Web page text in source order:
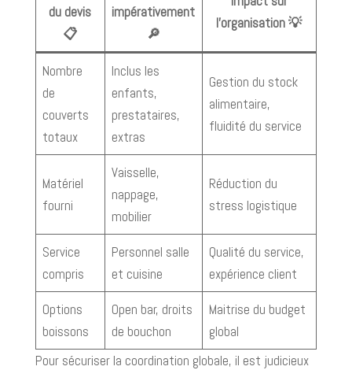
du devis
📋
impérativement
🔎
l’organisation 💡
Nombre
de
couverts
totaux
Inclus les
enfants,
prestataires,
extras
Gestion du stock
alimentaire,
fluidité du service
Matériel
fourni
Vaisselle,
nappage,
mobilier
Réduction du
stress logistique
Service
compris
Personnel salle
et cuisine
Qualité du service,
expérience client
Options
boissons
Open bar, droits
de bouchon
Maitrise du budget
global
Pour sécuriser la coordination globale, il est judicieux